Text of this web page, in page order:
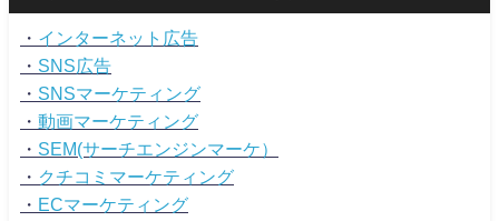
・ インターネット広告
・ SNS広告
・ SNSマーケティング
・ 動画マーケティング
・ SEM(サーチエンジンマーケ）
・ クチコミマーケティング
・ ECマーケティング